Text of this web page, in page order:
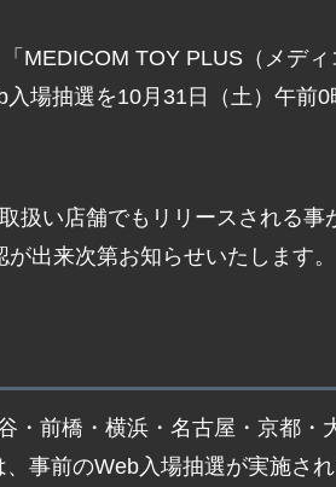
MEDICOM TOY PLUS（メディ
場抽選を10月31日（土）午前
扱い店舗でもリリースされる事
出来次第お知らせいたします。
・前橋・横浜・名古屋・京都・
事前のWeb入場抽選が実施さ